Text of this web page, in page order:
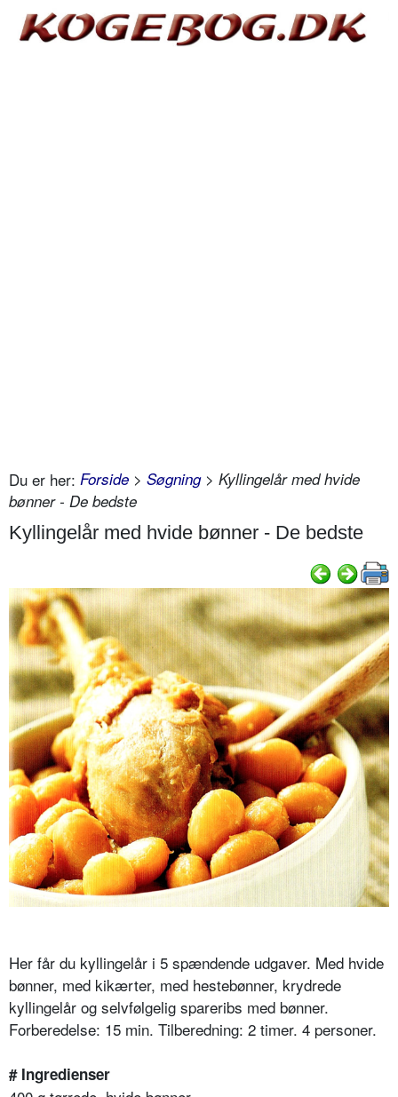
Du er her: Forside > Søgning> Kyllingelår med hvide
bønner - De bedste
Kyllingelår med hvide bønner - De bedste
Her får du kyllingelår i 5 spændende udgaver. Med hvide
bønner, med kikærter, med hestebønner, krydrede
kyllingelår og selvfølgelig spareribs med bønner.
Forberedelse: 15 min. Tilberedning: 2 timer. 4 personer.
# Ingredienser